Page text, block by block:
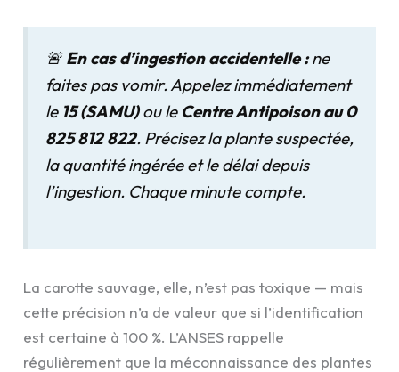
🚨En cas d’ingestion accidentelle :ne
faites pas vomir. Appelez immédiatement
le 15 (SAMU)ou le Centre Antipoison au 0
825 812 822. Précisez la plante suspectée,
la quantité ingérée et le délai depuis
l’ingestion. Chaque minute compte.
La carotte sauvage, elle, n’est pas toxique — mais
cette précision n’a de valeur que si l’identification
est certaine à 100 %. L’ANSES rappelle
régulièrement que la méconnaissance des plantes